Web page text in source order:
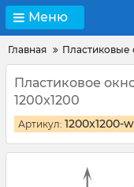
Меню
Главная Пластиковые
Пластиковое
1200x1200
Артикул: 1200x1200-